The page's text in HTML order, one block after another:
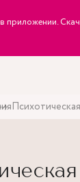
приложении.